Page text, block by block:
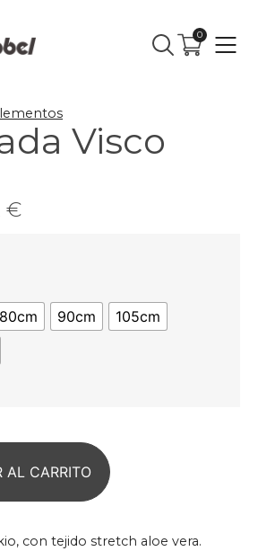
0
Visco
€
80cm 90cm
105cm
AL CARRITO
con tejido stretch aloe vera.